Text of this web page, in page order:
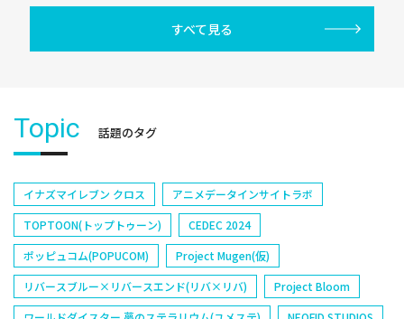
すべて見る
Topic 話題のタグ
イナズマイレブン クロス
アニメデータインサイトラボ
TOPTOON(トップトゥーン)
CEDEC 2024
ポッピュコム(POPUCOM)
Project Mugen(仮)
リバースブルー×リバースエンド(リバ×リバ)
Project Bloom